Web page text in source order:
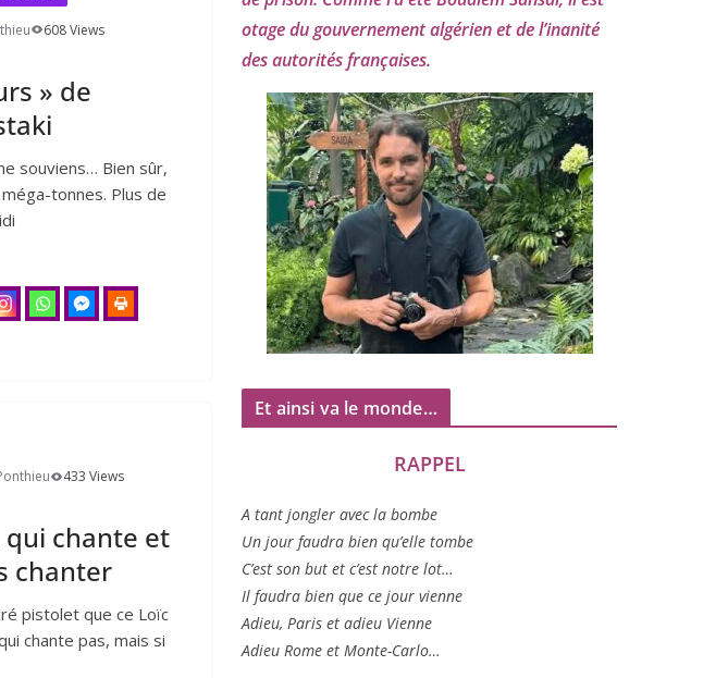
608 Views
» de
souviens… Bien sûr,
tonnes. Plus de
433 Views
chante et
chanter
pis­to­let que ce Loïc
chante pas, mais si
otage du gou­ver­ne­ment algé­rien et de l’i­na­ni­té
des auto­ri­tés françaises.
Et ainsi va le monde…
RAPPEL
A tant jon­gler avec la bombe
Un jour fau­dra bien qu’elle tombe
C’est son but et c’est notre lot…
Il fau­dra bien que ce jour vienne
Adieu, Paris et adieu Vienne
Adieu Rome et Monte-Carlo…